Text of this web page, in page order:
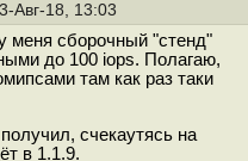
Авг-18, 13:03
меня сборочный "стенд"
до 100 iops. Полагаю,
там как раз таки
счекаутясь на
в 1.1.9.